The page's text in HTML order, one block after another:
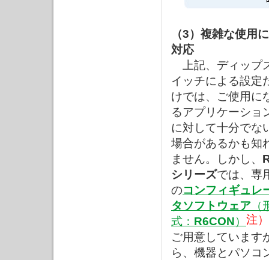
（3）複雑な使用
対応
上記、ディップ
イッチによる設定
けでは、ご使用に
るアプリケーショ
に対して十分でな
場合があるかも知
ません。しかし、
シリーズでは、専
のコンフィギュレ
タソフトウェア （
式： R6CON） 注）
ご用意しています
ら、機器とパソコ